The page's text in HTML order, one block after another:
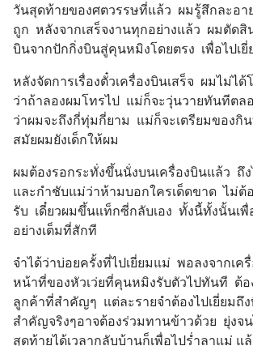
วันสุดท้ายของศตวรรษที่แล้ว  ผมรู้สึกละอา
ถูก  หลังจากเสร็จงานทุกอย่างแล้ว  ผมตัดสิ
บินจากปักกิ่งบินสู่คุนหมิงโดยตรง  เพื่อไปเยี่
หลังจัดการเรื่องตั๋วเครื่องบินเสร็จ  ผมไม่ไ
ว่าถ้าลองผมโทรไป  แม่ก็จะวุ่นวายทันทีตล
ว่าผมจะถึงกี่ทุ่มกี่ยาม  แม่ก็จะเตรียมของกิ
สมัยผมยังเด็กให้ผม
ผมต้องรอกระทั่งขึ้นนั่งบนเครื่องบินแล้ว  ถึ
และกำชับแม่ว่าห้ามบอกใครเด็ดขาด  ไม่ต้
รับ  เดี๋ยวผมขึ้นแท็กซี่กลับเอง  ทั้งนี้ทั้งนั้นเ
อย่างเต็มที่สักที
จำได้ว่าบ่อยครั้งที่ไปเยี่ยมแม่  พอลงจากเค
หน้าที่ของหัวเว่ยที่คุนหมิงรับตัวไปทันที  ต้อ
ลูกค้าที่สำคัญๆ  แต่ละรายจำต้องไปเยี่ยมถึ
สำคัญจริงๆอาจต้องร่วมทานข้าวด้วย  ยุ่งจ
สุดท้ายได้เวลากลับบ้านก็เพื่อไปร่ำลาแม่ แ